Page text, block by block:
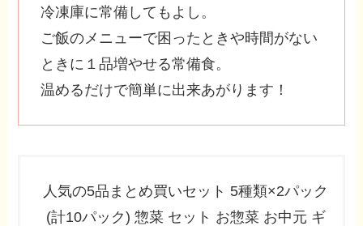
冷凍庫に常備してもよし。
ご飯のメニューで困ったときや時間がない
ときに１品増やせる常備食。
温めるだけで簡単に出来あがります！
人気の5品まとめ買いセット 5種類×2パック
(計10パック) 惣菜 セット お惣菜 お中元 ギ